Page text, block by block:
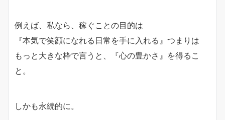
例えば、私なら、稼ぐことの目的は
『本気で笑顔になれる日常を手に入れる』つまりは
もっと大きな枠で言うと、『心の豊かさ』を得るこ
と。
しかも永続的に。